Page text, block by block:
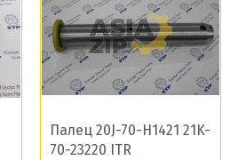
Палец 20J-70-H1421 21K-
70-23220 ITR